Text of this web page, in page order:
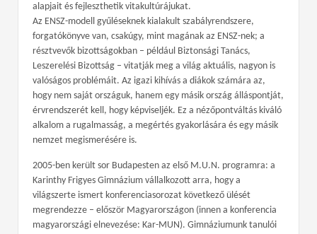
alapjait és fejleszthetik vitakultúrájukat.
Az ENSZ-modell gyűléseknek kialakult szabályrendszere,
forgatókönyve van, csakúgy, mint magának az ENSZ-nek; a
résztvevők bizottságokban – például Biztonsági Tanács,
Leszerelési Bizottság – vitatják meg a világ aktuális, nagyon is
valóságos problémáit. Az igazi kihívás a diákok számára az,
hogy nem saját országuk, hanem egy másik ország álláspontját,
érvrendszerét kell, hogy képviseljék. Ez a nézőpontváltás kiváló
alkalom a rugalmasság, a megértés gyakorlására és egy másik
nemzet megismerésére is.
2005-ben került sor Budapesten az első M.U.N. programra: a
Karinthy Frigyes Gimnázium vállalkozott arra, hogy a
világszerte ismert konferenciasorozat következő ülését
megrendezze – először Magyarországon (innen a konferencia
magyarországi elnevezése: Kar-MUN). Gimnáziumunk tanulói